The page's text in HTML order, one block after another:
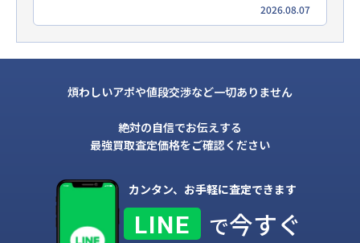
2026.08.07
煩わしいアポや値段交渉など一切ありません
絶対の自信でお伝えする
最強買取査定価格をご確認ください
カンタン、お手軽に査定できます
LINE で今すぐ